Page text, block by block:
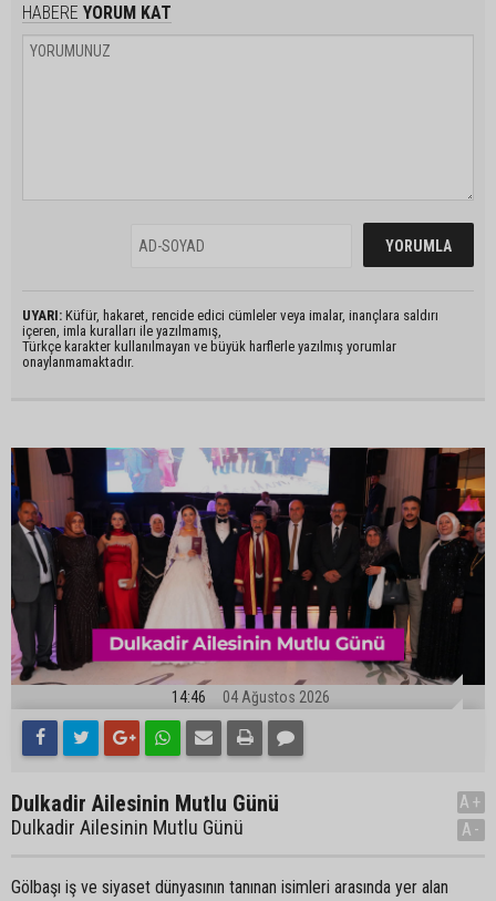
HABERE YORUM KAT
UYARI: Küfür, hakaret, rencide edici cümleler veya imalar, inançlara saldırı
içeren, imla kuralları ile yazılmamış,
Türkçe karakter kullanılmayan ve büyük harflerle yazılmış yorumlar
onaylanmamaktadır.
14:46 04 Ağustos 2026
Dulkadir Ailesinin Mutlu Günü
Dulkadir Ailesinin Mutlu Günü
A+
A-
Gölbaşı iş ve siyaset dünyasının tanınan isimleri arasında yer alan